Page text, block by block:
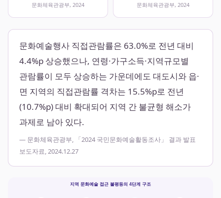
문화체육관광부, 2024 문화체육관광부, 2024
문화예술행사 직접관람률은 63.0%로 전년 대비
4.4%p 상승했으나, 연령·가구소득·지역규모별
관람률이 모두 상승하는 가운데에도 대도시와 읍·
면 지역의 직접관람률 격차는 15.5%p로 전년
(10.7%p) 대비 확대되어 지역 간 불균형 해소가
과제로 남아 있다.
— 문화체육관광부, 「2024 국민문화예술활동조사」 결과 발표
보도자료, 2024.12.27
지역 문화예술 접근 불평등의 4단계 구조